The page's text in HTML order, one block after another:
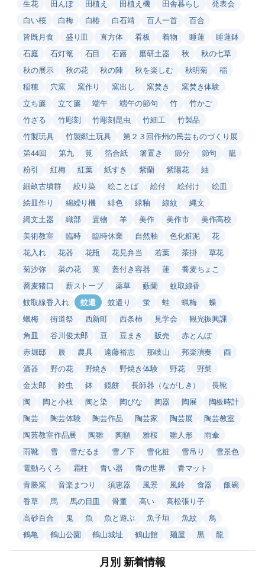
生花
田んぼ 田植え 田植え機 田舎暮らし
発表会
白い桜
白梅 白椿 白石靖 百人一首
百合
皆既月食
盛り皿 直方体 看板 着物 睡蓮
睡蓮鉢
石庭
石灯篭 石目 石蕗 磨研土器 秋
秋の七草
秋の展示
秋の花 秋の陣 秋を楽しむ 秋明菊
稲
稲穂
穴窯 窯作り 窯出し 窯焚き
窯焚き体験
立ち簾
立て簾 端午 端午の節句 竹
竹かご
竹ざる
竹彫刻 竹彫刻昆虫 竹細工
竹製品
竹製玩具
竹製郷土玩具
第２３回作州の民芸ものづくり展
第44回
第九 筧 箔合紙 箸置き 節分 節句
籠
粉引
紅梅 紅葉 紙すき 紫蘭 紫陽花
紬
細畝古墳群
絞り染 絵ことば 絵付 絵付け
絵皿
絵皿作り
綿繰り機 緋色 緑釉 線紋
縄文
縄文土器
織部 置物 羊 美作 美作市
美作高校
美術教室
臨時 臨時休業 自然釉 色化粧泥
花
花入れ
花器 花瓶 花見弁当 若葉 茶掛
草花
菊沙弥
菜の花 葉 蓋付き容器 蓮
蕎麦ちょこ
蕎麦猪口
薪ストーブ 薬草 藪蘭
蚊取線香
蚊取線香入れ
蚊遣 蚊遣り 蛍 蛙 蝋梅
蝶
蠟梅
街道祭 西新町 西条柿 見学会
観光振興課
角皿
谷川俊太郎 豆 豆まき 販売
赤とんぼ
赤堀邸
辰 農具 遠藤裕志 那岐山 邦楽演奏
酉
酒器
野の花 野焼き 野焼き体験 野花
野菜
金太郎
鈴虫 鉢 鏡餅 長師器（ながしき）
長靴
陶
陶と小枝 陶と染 陶びな 陶器 陶展
陶板時計
陶芸
陶芸体験 陶芸作品 陶芸家 陶芸展
陶芸教室
陶芸教室作品展
陶雛 陶額 雅桜 雛人形
雨傘
雨靴
雪 雪だるま 雪ノ下 雪化粧 雪吊り
雪景色
電動ろくろ
霜柱 青い器 青の世界
青マット
青勝窯
音楽まつり 須恵器 風景 風鈴 食器
飯碗
香草
馬 馬の目皿 骨董 高い
高松張り子
高砂百合
鬼 魚 魚と遊ぶ 魚子垣 魚紋
鳥
鶴亀
鶴山公園 鶴山城址 鶴山館 麺屋 黒 龍
月別 新着情報